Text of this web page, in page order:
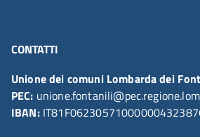
CONTATTI
Unione dei comuni Lombarda dei
PEC:
IBAN: